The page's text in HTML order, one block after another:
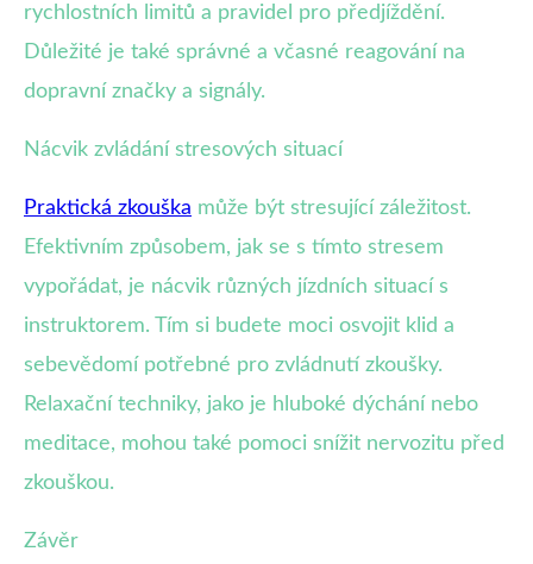
rychlostních limitů a pravidel pro předjíždění.
Důležité je také správné a včasné reagování na
dopravní značky a signály.
Nácvik zvládání stresových situací
Praktická zkouška může být stresující záležitost.
Efektivním způsobem, jak se s tímto stresem
vypořádat, je nácvik různých jízdních situací s
instruktorem. Tím si budete moci osvojit klid a
sebevědomí potřebné pro zvládnutí zkoušky.
Relaxační techniky, jako je hluboké dýchání nebo
meditace, mohou také pomoci snížit nervozitu před
zkouškou.
Závěr